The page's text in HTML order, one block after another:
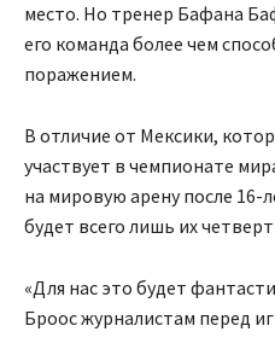
место. Но тренер Бафана
его команда более чем
поражением.
В отличие от Мексики,
участвует в чемпионате
на мировую арену после 16-
будет всего лишь их
«Для нас это будет
Броос журналистам перед